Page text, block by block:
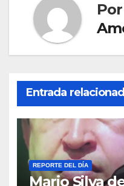
Por
Entrada
REPORTE DEL DÍA
Mario Silva